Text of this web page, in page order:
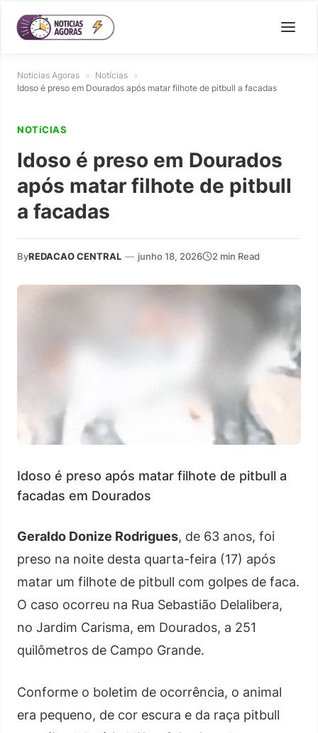
Noticias Agoras » Notícias »
Idoso é preso em Dourados após matar filhote de pitbull a facadas
NOTíCIAS
Idoso é preso em Dourados
após matar filhote de pitbull
a facadas
ByREDACAO CENTRAL — junho 18, 2026 2 min Read
Idoso é preso após matar filhote de pitbull a
facadas em Dourados
Geraldo Donize Rodrigues, de 63 anos, foi
preso na noite desta quarta-feira (17) após
matar um filhote de pitbull com golpes de faca.
O caso ocorreu na Rua Sebastião Delalibera,
no Jardim Carisma, em Dourados, a 251
quilômetros de Campo Grande.
Conforme o boletim de ocorrência, o animal
era pequeno, de cor escura e da raça pitbull